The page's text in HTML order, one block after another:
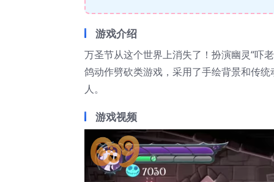
游戏介绍
万圣节从这个世界上消失了！扮演幽灵“吓
鸽动作劈砍类游戏，采用了手绘背景和传
人。
游戏视频